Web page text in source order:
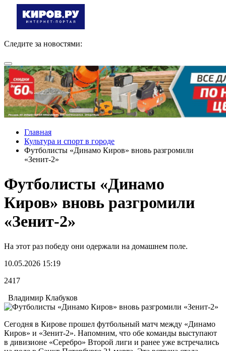
Следите за новостями:
Главная
Культура и спорт в городе
Футболисты «Динамо Киров» вновь разгромили
«Зенит-2»
Футболисты «Динамо
Киров» вновь разгромили
«Зенит-2»
На этот раз победу они одержали на домашнем поле.
10.05.2026 15:19
2417
Владимир Клабуков
Сегодня в Кирове прошел футбольный матч между «Динамо
Киров» и «Зенит-2». Напомним, что обе команды выступают
в дивизионе «Серебро» Второй лиги и ранее уже встречались